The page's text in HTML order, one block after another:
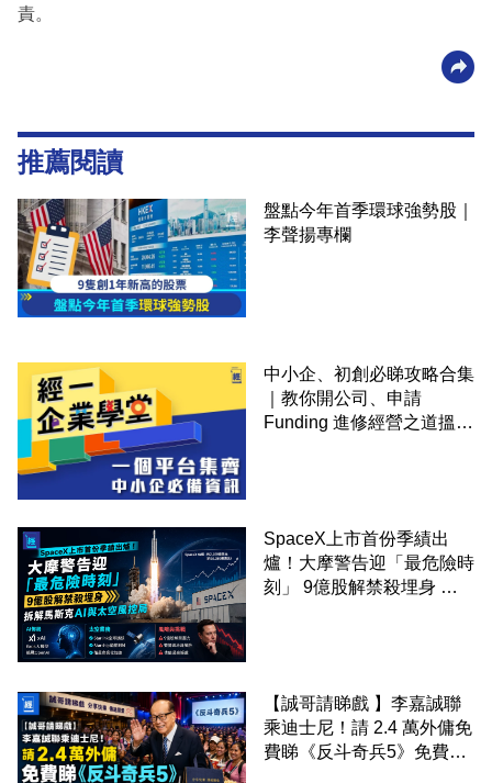
責。
推薦閱讀
盤點今年首季環球強勢股｜
李聲揚專欄
中小企、初創必睇攻略合集
｜教你開公司、申請
Funding 進修經營之道搵大
SpaceX上市首份季績出
爐！大摩警告迎「最危險時
刻」 9億股解禁殺埋身 拆
【誠哥請睇戲 】李嘉誠聯
乘迪士尼！請 2.4 萬外傭免
費睇《反斗奇兵5》免費包